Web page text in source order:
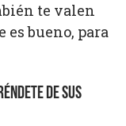
te valen
es bueno, para
DE SUS